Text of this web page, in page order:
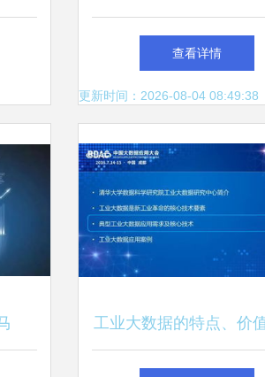
据——数据驱动未来的必
查看详情
更新时间：2026-08-04 08:49:38
工业大数据的特点、价